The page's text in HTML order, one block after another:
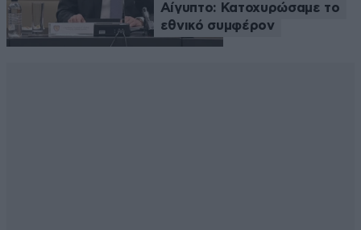
Αίγυπτο: Κατοχυρώσαμε το
εθνικό συμφέρον